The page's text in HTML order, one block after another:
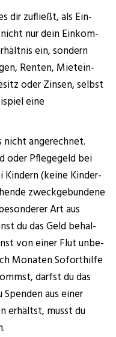
dir zufließt, als Ein­
nur dein Ein­kom­
ein, son­dern
Ren­ten, Miet­ein­
oder Zin­sen, selbst
eine
nicht ange­rech­net.
oder Pfle­ge­geld bei
Kin­dern (kei­ne Kin­der­
zweck­ge­bun­de­ne
Art aus
du das Geld behal­
von einer Flut unbe­
Mona­ten Sofort­hil­fe
darfst du das
aus einer
erhältst, musst du